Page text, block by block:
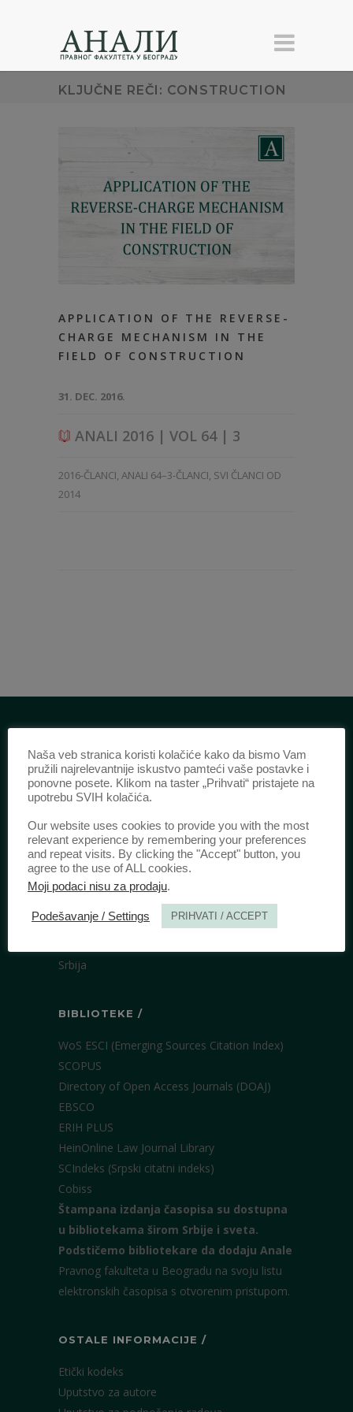
KLJUČNE REČI: CONSTRUCTION
APPLICATION OF THE REVERSE-
CHARGE MECHANISM IN THE
FIELD OF CONSTRUCTION
31. DEC. 2016.
ANALI 2016 | VOL 64 | 3
2016-ČLANCI, ANALI 64–3-ČLANCI, SVI ČLANCI OD
2014
IDENTIFIKACIJA /
ISSN:0003-2565(Štampano izdanje)
eISSN:2406-2693(Onlajn izdanje)
DOI:10.51204/Anali_PFBU_1906
IZDAVAČ /
Pravni fakultet Univerziteta u Beogradu
Bulevar kralja Aleksandra 67
Srbija
BIBLIOTEKE /
WoS ESCI (Emerging Sources Citation Index)
SCOPUS
Directory of Open Access Journals (DOAJ)
EBSCO
ERIH PLUS
HeinOnline Law Journal Library
SCIndeks (Srpski citatni indeks)
Cobiss
Štampana izdanja časopisa su dostupna
u bibliotekama širom Srbije i sveta.
Podstičemo bibliotekare da dodaju Anale
Pravnog fakulteta u Beogradu na svoju listu
elektronskih časopisa s otvorenim pristupom.
OSTALE INFORMACIJE /
Etički kodeks
Uputstvo za autore
Naša veb stranica koristi kolačiće kako da bismo Vam
pružili najrelevantnije iskustvo pamteći vaše postavke i
ponovne posete. Klikom na taster „Prihvati“ pristajete na
upotrebu SVIH kolačića.
Our website uses cookies to provide you with the most
relevant experience by remembering your preferences
and repeat visits. By clicking the "Accept" button, you
agree to the use of ALL cookies.
Moji podaci nisu za prodaju.
Podešavanje / Settings PRIHVATI / ACCEPT